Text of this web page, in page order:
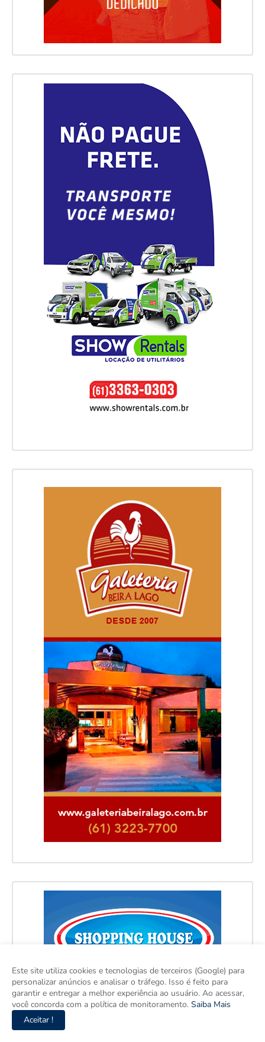
Este site utiliza cookies e tecnologias de terceiros (Google) para
personalizar anúncios e analisar o tráfego. Isso é feito para
garantir e entregar a melhor experiência ao usuário. Ao acessar,
você concorda com a política de monitoramento. Saiba Mais
Aceitar !